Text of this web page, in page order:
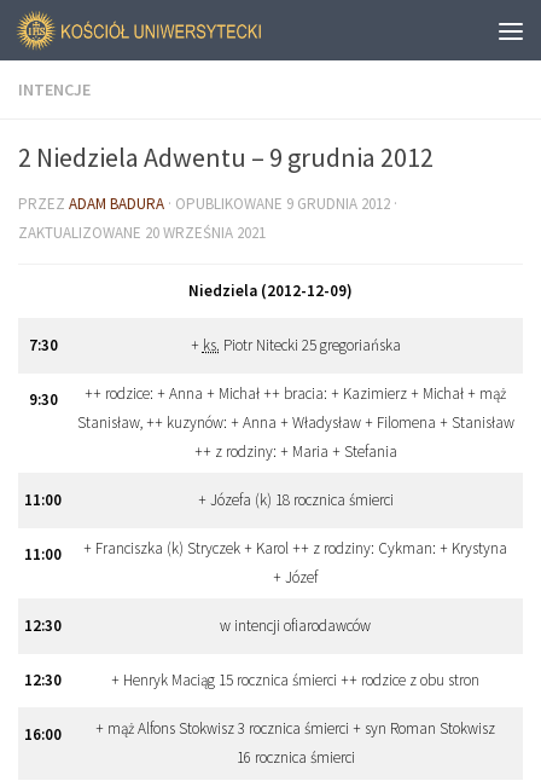
INTENCJE
2 Niedziela Adwentu – 9 grudnia 2012
PRZEZ ADAM BADURA · OPUBLIKOWANE 9 GRUDNIA 2012 ·
ZAKTUALIZOWANE 20 WRZEŚNIA 2021
Niedziela (2012-12-09)
7:30 + ks. Piotr Nitecki 25 gregoriańska
9:30
++ rodzice: + Anna + Michał ++ bracia: + Kazimierz + Michał + mąż
Stanisław, ++ kuzynów: + Anna + Władysław + Filomena + Stanisław
++ z rodziny: + Maria + Stefania
11:00 + Józefa (k) 18 rocznica śmierci
11:00
+ Franciszka (k) Stryczek + Karol ++ z rodziny: Cykman: + Krystyna
+ Józef
12:30 w intencji ofiarodawców
12:30 + Henryk Maciąg 15 rocznica śmierci ++ rodzice z obu stron
16:00
+ mąż Alfons Stokwisz 3 rocznica śmierci + syn Roman Stokwisz
16 rocznica śmierci